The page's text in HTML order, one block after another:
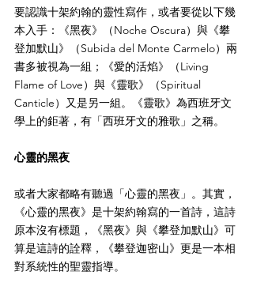
要認識十架約翰的靈性寫作，或者要從以下幾
本入手：《黑夜》（Noche Oscura）與《攀
登加默山》（Subida del Monte Carmelo）兩
書多被視為一組；《愛的活焰》（Living
Flame of Love）與《靈歌》（Spiritual
Canticle）又是另一組。《靈歌》為西班牙文
學上的鉅著，有「西班牙文的雅歌」之稱。
心靈的黑夜
或者大家都略有聽過「心靈的黑夜」。其實，
《心靈的黑夜》是十架約翰寫的一首詩，這詩
原本沒有標題，《黑夜》與《攀登加默山》可
算是這詩的詮釋，《攀登迦密山》更是一本相
對系統性的聖靈指導。